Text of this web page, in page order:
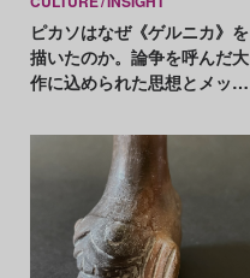
ピカソはなぜ《ゲルニカ》を
描いたのか。論争を呼んだ大
作に込められた思想とメッセ